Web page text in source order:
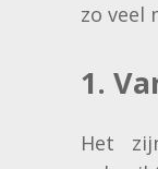
zo veel
1.
Het